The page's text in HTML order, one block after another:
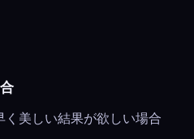
美しい結果が欲しい場合